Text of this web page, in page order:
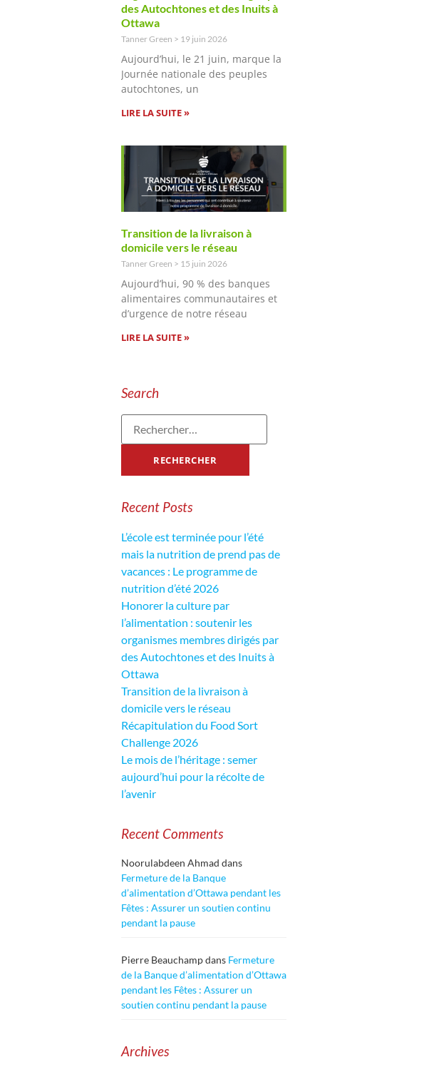
des Autochtones et des Inuits à
Ottawa
Tanner Green 19 juin 2026
Aujourd’hui, le 21 juin, marque la
Journée nationale des peuples
autochtones, un
LIRE LA SUITE »
Transition de la livraison à
domicile vers le réseau
Tanner Green 15 juin 2026
Aujourd’hui, 90 % des banques
alimentaires communautaires et
d’urgence de notre réseau
LIRE LA SUITE »
Search
Recent Posts
L’école est terminée pour l’été
mais la nutrition de prend pas de
vacances : Le programme de
nutrition d’été 2026
Honorer la culture par
l’alimentation : soutenir les
organismes membres dirigés par
des Autochtones et des Inuits à
Ottawa
Transition de la livraison à
domicile vers le réseau
Récapitulation du Food Sort
Challenge 2026
Le mois de l’héritage : semer
aujourd’hui pour la récolte de
l’avenir
Recent Comments
Noorulabdeen Ahmad dans
Fermeture de la Banque
d’alimentation d’Ottawa pendant les
Fêtes : Assurer un soutien continu
pendant la pause
Pierre Beauchampdans Fermeture
de la Banque d’alimentation d’Ottawa
pendant les Fêtes : Assurer un
soutien continu pendant la pause
Archives